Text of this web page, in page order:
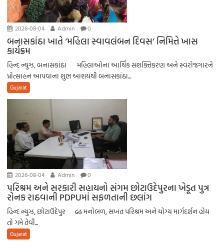
2026-08-04 Admin 0
બનાસકાંઠા ખાતે ‘મહિલા સ્વાવલંબન દિવસ’ નિમિત્તે ખાસ
કાર્યક્રમ
હિન્દ ન્યુઝ, બનાસકાંઠા મહિલાઓના આર્થિક સશક્તિકરણ અને સ્વરોજગારને
પ્રોત્સાહન આપવાના શુભ આશયથી બનાસકાંઠા...
Gujarat
2026-08-04 Admin 0
પરિશ્રમ અને સરકારી સહાયનો સંગમ છોટાઉદેપુરના ખેડૂત પુત્ર
રોનક રાઠવાની PDPUમાં સફળતાની છલાંગ
હિન્દ ન્યુઝ, છોટાઉદેપુર દ્રઢ મનોબળ, સખત પરિશ્રમ અને યોગ્ય માર્ગદર્શન હોય
તો ગમે તેવી...
Gujarat